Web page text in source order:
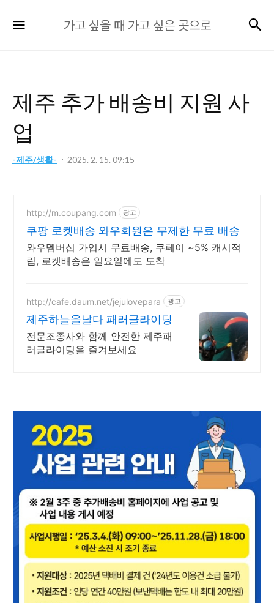
고
가
고
로
가고 싶을 때 가고 싶은 곳으로
제주 추가 배송비 지원 사
업
-제주/생활- 2025. 2. 15. 09:15
http://m.coupang.com 광고
쿠팡 로켓배송 와우회원은 무제한 무료 배송
와우멤버십 가입시 무료배송, 쿠페이 ~5% 캐시적
립, 로켓배송은 일요일에도 도착
http://cafe.daum.net/jejulovepara 광고
제주하늘을날다 패러글라이딩
전문조종사와 함께 안전한 제주패
러글라이딩을 즐겨보세요